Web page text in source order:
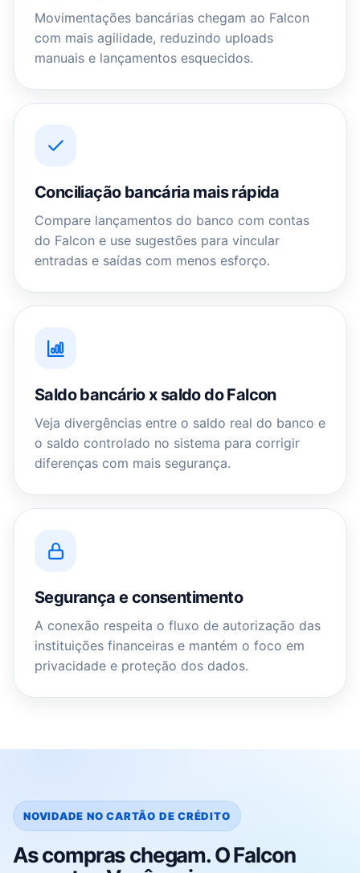
Movimentações bancárias chegam ao Falcon
com mais agilidade, reduzindo uploads
manuais e lançamentos esquecidos.
Conciliação bancária mais rápida
Compare lançamentos do banco com contas
do Falcon e use sugestões para vincular
entradas e saídas com menos esforço.
Saldo bancário x saldo do Falcon
Veja divergências entre o saldo real do banco e
o saldo controlado no sistema para corrigir
diferenças com mais segurança.
Segurança e consentimento
A conexão respeita o fluxo de autorização das
instituições financeiras e mantém o foco em
privacidade e proteção dos dados.
NOVIDADE NO CARTÃO DE CRÉDITO
As compras chegam. O Falcon